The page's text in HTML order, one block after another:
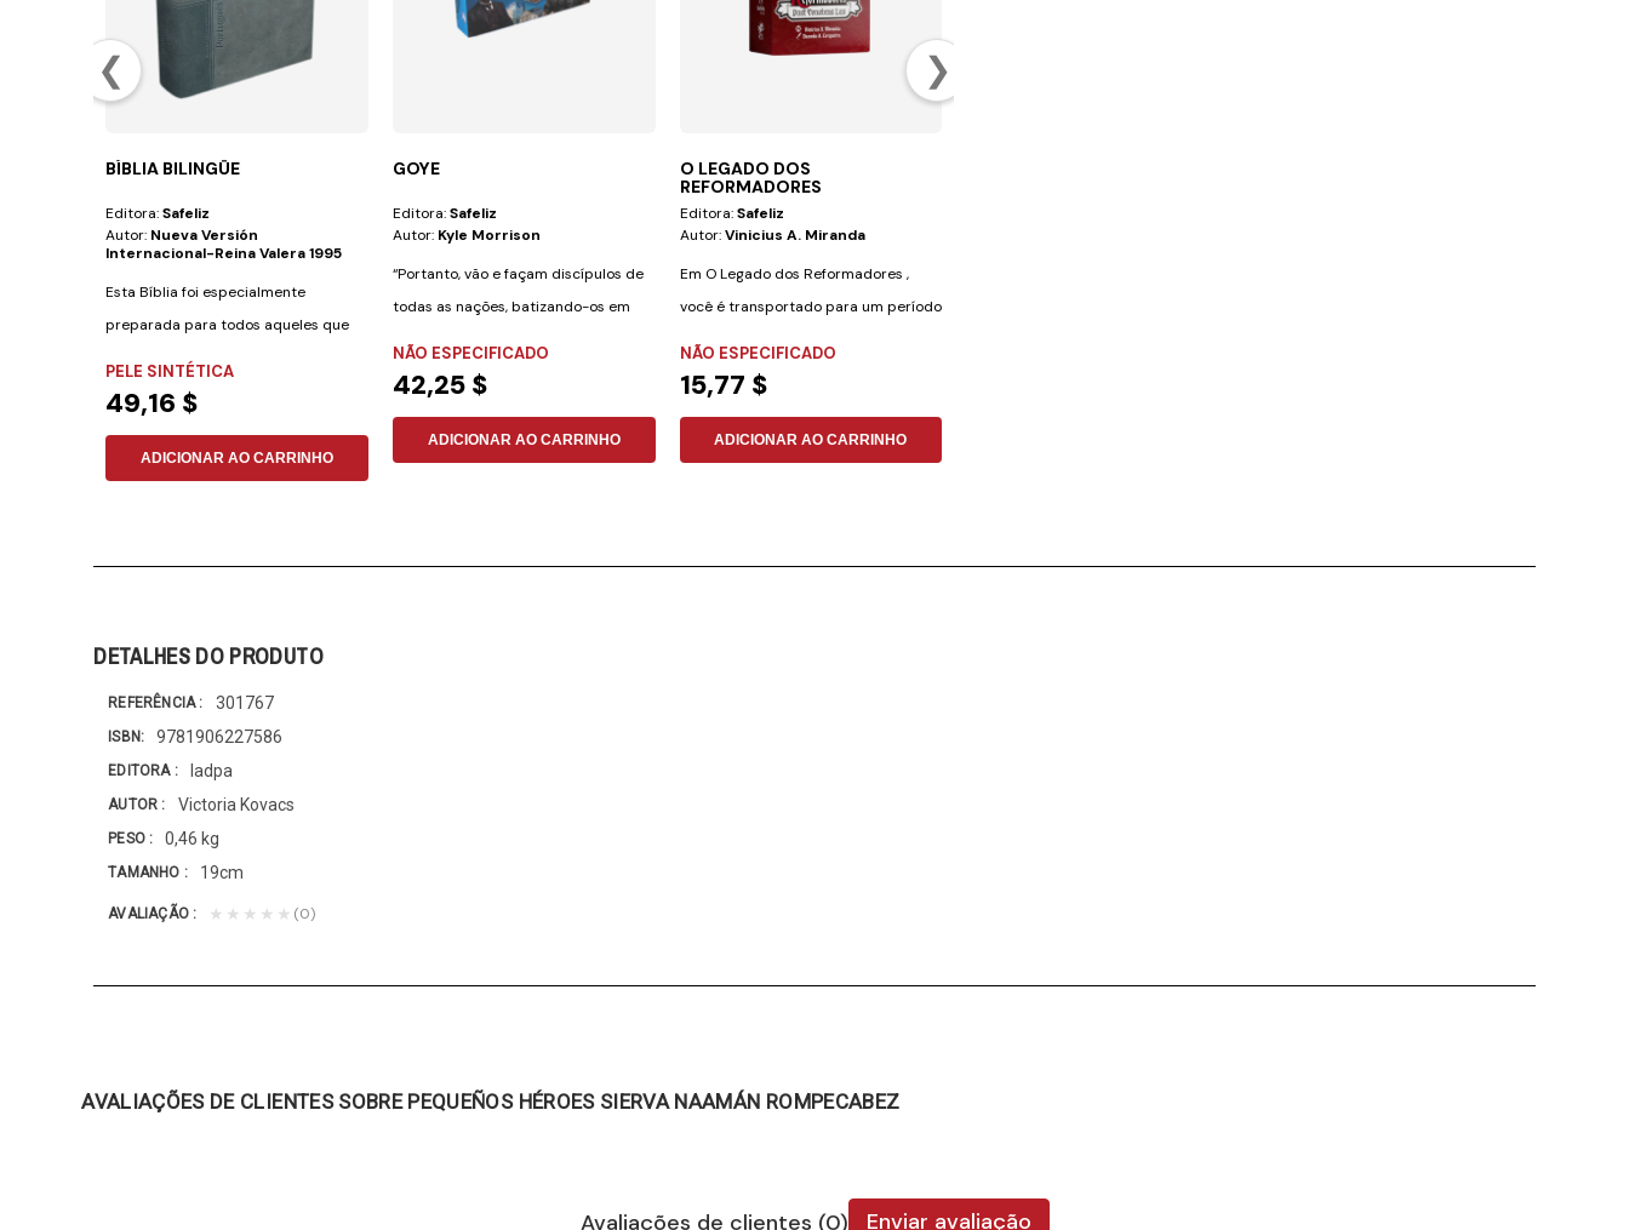
❮ ❯
BÍBLIA BILINGÜE
Editora:Safeliz
Autor: Nueva Versión
Internacional-Reina Valera 1995
Esta Bíblia foi especialmente
preparada para todos aqueles que
desejam aprender...
PELE SINTÉTICA
49,16 $
ADICIONAR AO CARRINHO
GOYE
Editora:Safeliz
Autor: Kyle Morrison
“Portanto, vão e façam discípulos de
todas as nações, batizando-os em
NÃO ESPECIFICADO
42,25 $
ADICIONAR AO CARRINHO
O LEGADO DOS
REFORMADORES
Editora:Safeliz
Autor:Vinicius A. Miranda
Em O Legado dos Reformadores ,
você é transportado para um período
NÃO ESPECIFICADO
15,77 $
ADICIONAR AO CARRINHO
DETALHES DO PRODUTO
REFERÊNCIA 301767
ISBN 9781906227586
EDITORA Iadpa
AUTOR Victoria Kovacs
PESO 0,46 kg
TAMANHO 19cm
AVALIAÇÃO ★★★★★ (0)
AVALIAÇÕES DE CLIENTES SOBRE PEQUEÑOS HÉROES SIERVA NAAMÁN ROMPECABEZ
Avaliações de clientes (0) Enviar avaliação